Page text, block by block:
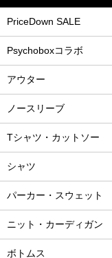
PriceDown SALE
Psychoboxコラボ
アウター
ノースリーブ
Tシャツ・カットソー
シャツ
パーカー・スウェット
ニット・カーディガン
ボトムス